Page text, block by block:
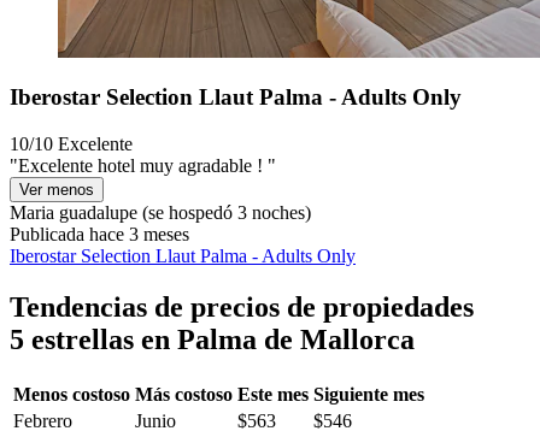
Iberostar Selection Llaut Palma - Adults Only
10/10 Excelente
"Excelente hotel muy agradable ! "
Ver menos
Maria guadalupe (se hospedó 3 noches)
Publicada hace 3 meses
Iberostar Selection Llaut Palma - Adults Only
Tendencias de precios de propiedades
5 estrellas en Palma de Mallorca
Menos costoso Más costoso Este mes Siguiente mes
Febrero
Junio $563 $546